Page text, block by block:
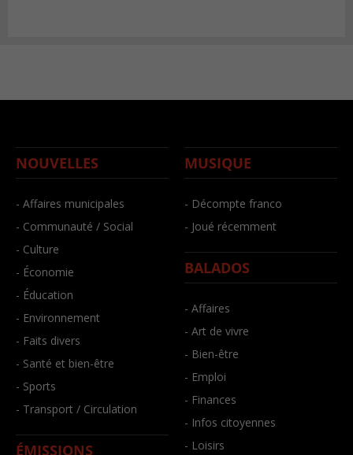
NOUVELLES
- Affaires municipales
- Communauté / Social
- Culture
- Économie
- Éducation
- Environnement
- Faits divers
- Santé et bien-être
- Sports
- Transport / Circulation
ÉMISSIONS
MUSIQUE
- Décompte franco
- Joué récemment
BALADOS
- Affaires
- Art de vivre
- Bien-être
- Emploi
- Finances
- Infos citoyennes
- Loisirs